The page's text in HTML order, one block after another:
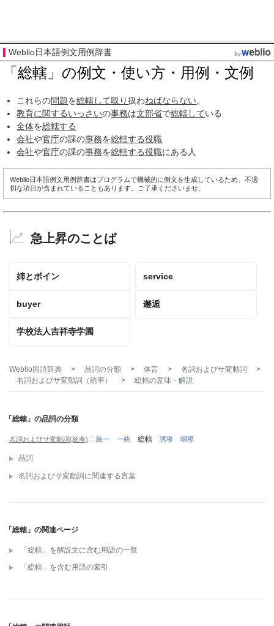
Weblio日本語例文用例辞書
「総轄」の例文・使い方・用例・文例
これらの問題を総轄して取り扱わねばならない。
教育に関するいっさいの事務は文部省で総轄している
全体を総轄する
会社や官庁の課の事務を総轄する役職
会社や官庁の課の事務を総轄する役職にある人
Weblio日本語例文用例辞書はプログラムで機械的に例文を生成しているため、不適
切な項目が含まれていることもあります。ご了承くださいませ。
急上昇のことば
姉とボイン service
buyer 邂逅
学校法人吉祥寺学園
Weblio国語辞典 > 品詞の分類 > 体言 > 名詞およびサ変動詞
>
名詞およびサ変動詞（統率）
> 総轄の意味・解説
「総轄」の品詞の分類
名詞およびサ変動詞(統率) 統一 一統 総轄 誘導 唱導
品詞
名詞およびサ変動詞に関連する言葉
「総轄」の関連ページ
「総轄」を解説文に含む用語の一覧
「総轄」を含む用語の索引